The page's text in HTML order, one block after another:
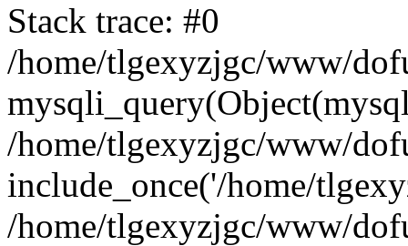
Stack trace: #0
/home/tlgexyzjgc/www/
/home/tlgexyzjgc/www/
include_once('/home/
/home/tlgexyzjgc/www/